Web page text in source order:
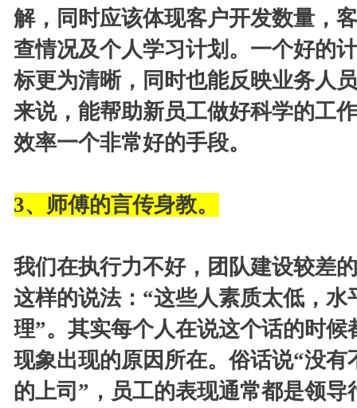
解，同时应该体现客户开发数量，
查情况及个人学习计划。一个好的
标更为清晰，同时也能反映业务人
来说，能帮助新员工做好科学的工
效率一个非常好的手段。
3、师傅的言传身教。
我们在执行力不好，团队建设较差
这样的说法：“这些人素质太低，水
理”。其实每个人在说这个话的时
现象出现的原因所在。俗话说“没
的上司”，员工的表现通常都是领